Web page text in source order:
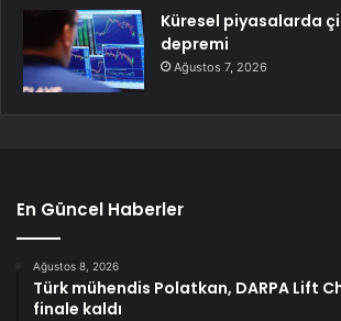
Küresel piyasalarda
depremi
Ağustos 7, 2026
En Güncel Haberler
Ağustos 8, 2026
Türk mühendis Polatkan, DARPA Lift
finale kaldı